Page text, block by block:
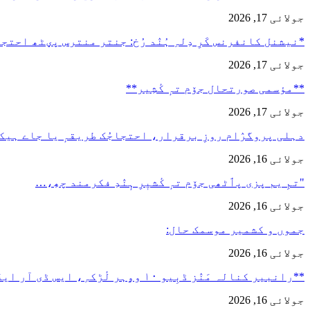
جولائی 17, 2026
*نیشنل کانفرنس کَرِ دِلہِ ہُنٛد رُخ: جنتر منترس پؠٹھ
جولائی 17, 2026
**مؤسمی صورتحال جۆم تہٕ کٔشِیر**
جولائی 17, 2026
دہلی پروگرٛام روزِ برقرار، احتجاجُک طریقہٕ یا جاے
جولائی 16, 2026
"تمِ یم پزی پٲٹھی جۆم تہٕ کٔشیٖرِ ہٕنٛدِ فکرمند چھِ،…
جولائی 16, 2026
جموں و کشمیر موسمک حال:
جولائی 16, 2026
**رانبیر کنالہ مَنٛز ڈبِیو ۱۰ وۄہر لٔڑکہِ، ایس ڈی آر ایفَن…
جولائی 16, 2026